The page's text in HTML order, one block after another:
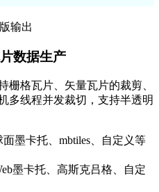
输出
数据生产
栅格瓦片、矢量瓦片的裁剪、
多线程并发裁切，支持半透明
墨卡托、mbtiles、自定义等
墨卡托、高斯克吕格、自定